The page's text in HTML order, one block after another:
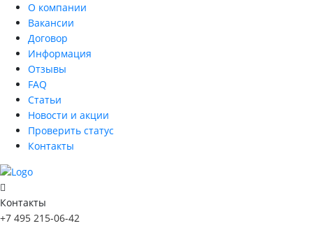
О компании
Вакансии
Договор
Информация
Отзывы
FAQ
Статьи
Новости и акции
Проверить статус
Контакты
Контакты
+7 495 215-06-42